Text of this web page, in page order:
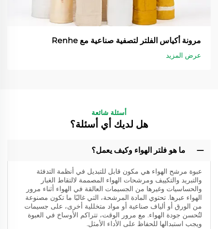
مرونة أكياس الفلتر لتصفية صناعية مع Renhe
عرض المزيد
أسئلة شائعة
هل لديك أي أسئلة؟
ما هو فلتر الهواء وكيف يعمل؟
عبوة مرشح الهواء هي مكون قابل للتبديل في أنظمة التدفئة
والتبريد والتكييف ومرشحات الهواء المصممة لالتقاط الغبار
والحساسيات وغيرها من الجسيمات العالقة في الهواء أثناء مرور
الهواء عبرها. تحتوي المادة المرشحة، التي غالبًا ما تكون مصنوعة
من الورق أو ألياف صناعية أو مواد متخللية أخرى، على جسيمات
لتُحسن جودة الهواء. مع مرور الوقت، تتراكم الأوساخ في العبوة
ويجب استبدالها للحفاظ على الأداء الأمثل.